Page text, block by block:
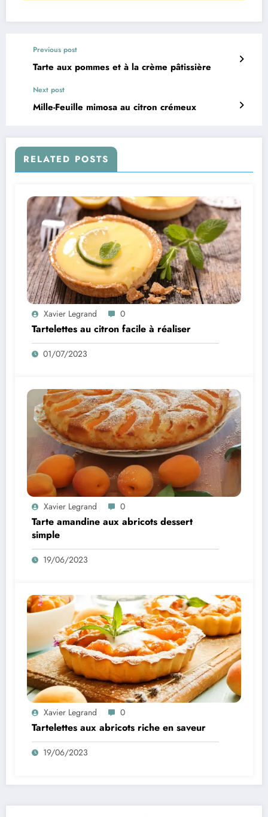
Previous post
Tarte aux pommes et à la crème pâtissière
Next post
Mille-Feuille mimosa au citron crémeux
RELATED POSTS
Xavier Legrand 0
Tartelettes au citron facile à réaliser
01/07/2023
Xavier Legrand 0
Tarte amandine aux abricots dessert
simple
19/06/2023
Xavier Legrand 0
Tartelettes aux abricots riche en saveur
19/06/2023